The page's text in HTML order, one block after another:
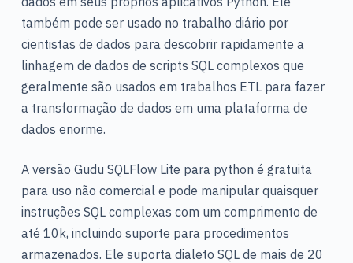
também pode ser usado no trabalho diário por
cientistas de dados para descobrir rapidamente a
linhagem de dados de scripts SQL complexos que
geralmente são usados em trabalhos ETL para fazer
a transformação de dados em uma plataforma de
dados enorme.
A versão Gudu SQLFlow Lite para python é gratuita
para uso não comercial e pode manipular quaisquer
instruções SQL complexas com um comprimento de
até 10k, incluindo suporte para procedimentos
armazenados. Ele suporta dialeto SQL de mais de 20